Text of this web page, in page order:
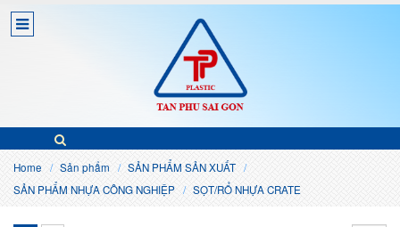
Home Sản phẩm
SẢN PHẨM SẢN XUẤT
SẢN PHẨM NHỰA CÔNG NGHIỆP
SỌT/RỔ NHỰA CRATE